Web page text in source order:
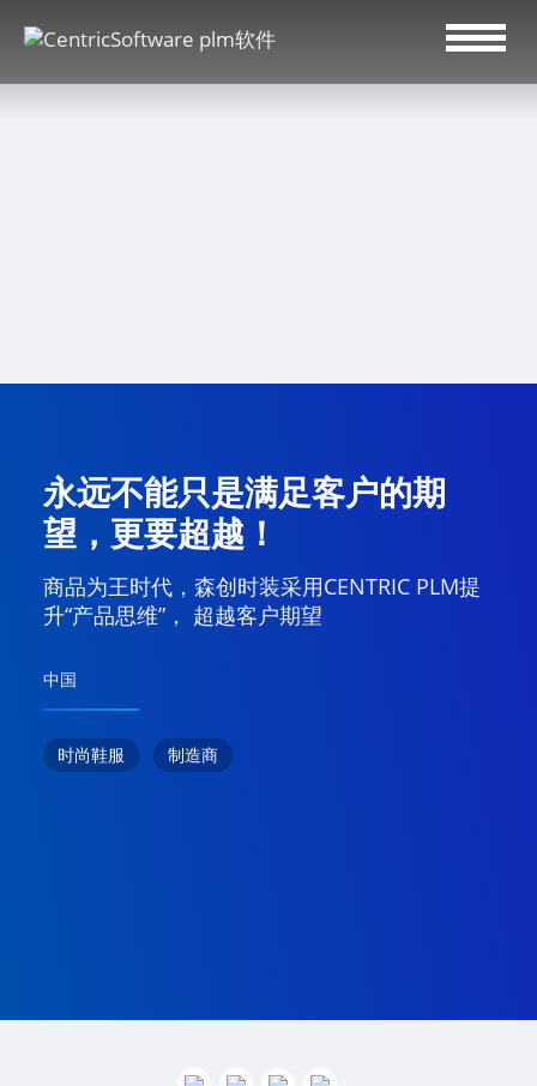
永远不能只是满足客户的期
望，更要超越！
商品为王时代，森创时装采用CENTRIC PLM提
升“产品思维”， 超越客户期望
中国
时尚鞋服 制造商